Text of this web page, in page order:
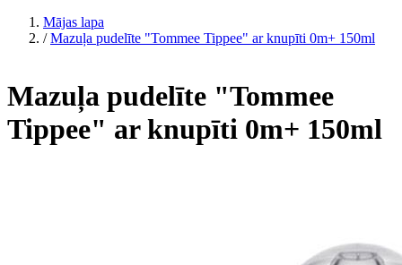
Mājas lapa
/ Mazuļa pudelīte "Tommee Tippee" ar knupīti 0m+ 150ml
Mazuļa pudelīte "Tommee
Tippee" ar knupīti 0m+ 150ml